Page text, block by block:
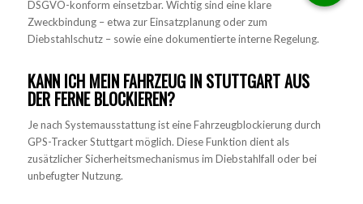
DSGVO-konform einsetzbar. Wichtig sind eine klare
Zweckbindung – etwa zur Einsatzplanung oder zum
Diebstahlschutz – sowie eine dokumentierte interne Regelung.
KANN ICH MEIN FAHRZEUG IN STUTTGART AUS
DER FERNE BLOCKIEREN?
Je nach Systemausstattung ist eine Fahrzeugblockierung durch
GPS-Tracker Stuttgart möglich. Diese Funktion dient als
zusätzlicher Sicherheitsmechanismus im Diebstahlfall oder bei
unbefugter Nutzung.